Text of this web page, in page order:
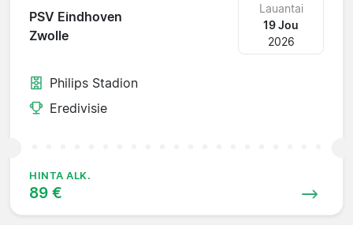
PSV Eindhoven
Zwolle
Lauantai
19 Jou
2026
Philips Stadion
Eredivisie
HINTA ALK.
89 €